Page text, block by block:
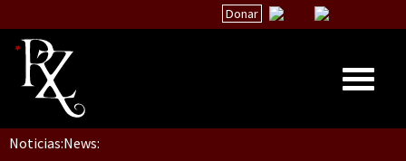
Donar
Inicio
Noticias:News:
Dia 5, Sessão 2, Encontro “Guerra contra la Humanidad”